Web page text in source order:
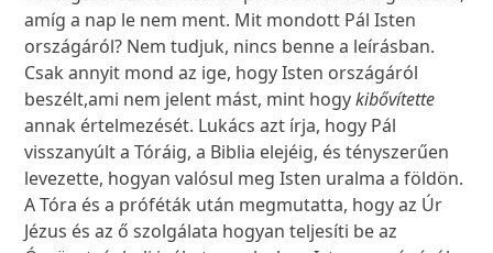
amíg a nap le nem ment. Mit mondott Pál Isten
országáról? Nem tudjuk, nincs benne a leírásban.
Csak annyit mond az ige, hogy Isten országáról
beszélt,ami nem jelent mást, mint hogykibővítette
annak értelmezését. Lukács azt írja, hogy Pál
visszanyúlt a Tóráig, a Biblia elejéig, és tényszerűen
levezette, hogyan valósul meg Isten uralma a földön.
A Tóra és a próféták után megmutatta, hogy az Úr
Jézus és az ő szolgálata hogyan teljesíti be az